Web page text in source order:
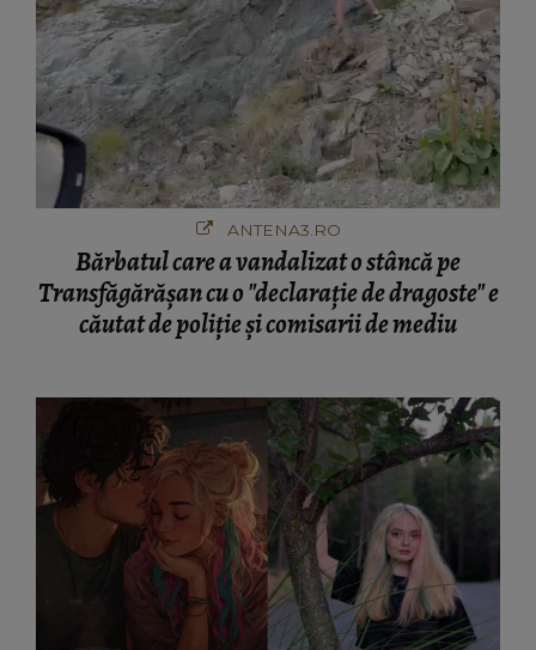
ANTENA3.RO
Bărbatul care a vandalizat o stâncă pe
Transfăgărășan cu o "declaraţie de dragoste" e
căutat de poliție și comisarii de mediu